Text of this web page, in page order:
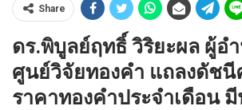
Share
ดร.พิบูลย์ฤทธิ์ วิริยะผล ผู้อ
ศูนย์วิจัยทองคำ แถลงดัชนี
ราคาทองคำประจำเดือน